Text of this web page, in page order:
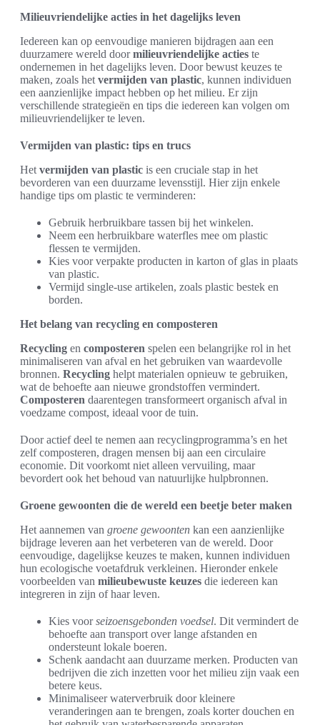
Milieuvriendelijke acties in het dagelijks leven
Iedereen kan op eenvoudige manieren bijdragen aan een
duurzamere wereld doormilieuvriendelijke acties te
ondernemen in het dagelijks leven. Door bewust keuzes te
maken, zoals het vermijden van plastic, kunnen individuen
een aanzienlijke impact hebben op het milieu. Er zijn
verschillende strategieën en tips die iedereen kan volgen om
milieuvriendelijker te leven.
Vermijden van plastic: tips en trucs
Het vermijden van plastic is een cruciale stap in het
bevorderen van een duurzame levensstijl. Hier zijn enkele
handige tips om plastic te verminderen:
Gebruik herbruikbare tassen bij het winkelen.
Neem een herbruikbare waterfles mee om plastic
flessen te vermijden.
Kies voor verpakte producten in karton of glas in plaats
van plastic.
Vermijd single-use artikelen, zoals plastic bestek en
borden.
Het belang van recycling en composteren
Recycling en composteren spelen een belangrijke rol in het
minimaliseren van afval en het gebruiken van waardevolle
bronnen. Recycling helpt materialen opnieuw te gebruiken,
wat de behoefte aan nieuwe grondstoffen vermindert.
Composteren daarentegen transformeert organisch afval in
voedzame compost, ideaal voor de tuin.
Door actief deel te nemen aan recyclingprogramma’s en het
zelf composteren, dragen mensen bij aan een circulaire
economie. Dit voorkomt niet alleen vervuiling, maar
bevordert ook het behoud van natuurlijke hulpbronnen.
Groene gewoonten die de wereld een beetje beter maken
Het aannemen van groene gewoonten kan een aanzienlijke
bijdrage leveren aan het verbeteren van de wereld. Door
eenvoudige, dagelijkse keuzes te maken, kunnen individuen
hun ecologische voetafdruk verkleinen. Hieronder enkele
voorbeelden van milieubewuste keuzes die iedereen kan
integreren in zijn of haar leven.
Kies voorseizoensgebonden voedsel. Dit vermindert de
behoefte aan transport over lange afstanden en
ondersteunt lokale boeren.
Schenk aandacht aan duurzame merken. Producten van
bedrijven die zich inzetten voor het milieu zijn vaak een
betere keus.
Minimaliseer waterverbruik door kleinere
veranderingen aan te brengen, zoals korter douchen en